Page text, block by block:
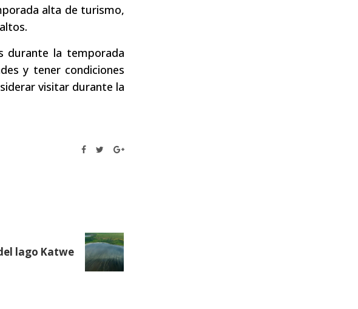
alta de turismo,
durante la temporada
y tener condiciones
visitar durante la
lago Katwe